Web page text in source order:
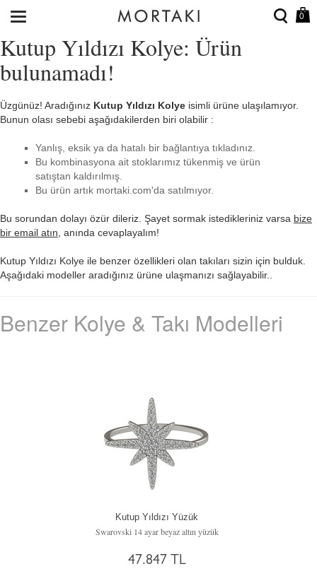
0
Kutup Yıldızı Kolye: Ürün
bulunamadı!
Üzgünüz! Aradığınız Kutup Yıldızı Kolye isimli ürüne ulaşılamıyor.
Bunun olası sebebi aşağıdakilerden biri olabilir :
Yanlış, eksik ya da hatalı bir bağlantıya tıkladınız.
Bu kombinasyona ait stoklarımız tükenmiş ve ürün
satıştan kaldırılmış.
Bu ürün artık mortaki.com'da satılmıyor.
Bu sorundan dolayı özür dileriz. Şayet sormak istedikleriniz varsa bize
bir email atın , anında cevaplayalım!
Kutup Yıldızı Kolye ile benzer özellikleri olan takıları sizin için bulduk.
Aşağıdaki modeller aradığınız ürüne ulaşmanızı sağlayabilir..
Benzer Kolye & Takı Modelleri
Kutup Yıldızı Yüzük
Swarovski 14 ayar beyaz altın yüzük
47.847 TL